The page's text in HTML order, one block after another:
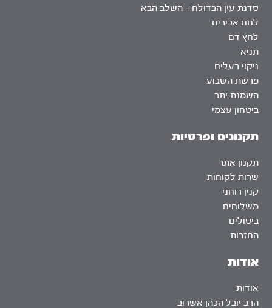
אודות
אודות
הרב יובל הכהן אשרוב
סדנת עין הבדולח – השלב הבא
לחם אבירים
לחץ דם
תניא
ניקוי רעלים
פרשת השבוע
השמנת יתר
ביטחון עצמי
תקנונים ופרטיות
תקנון אתר
שרות לקוחות
קנין רוחני
משלוחים
ביטולים
החזרות